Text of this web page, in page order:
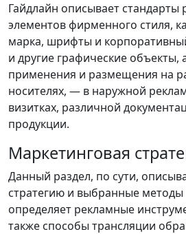
Гайдлайн описывает стандарты
элементов фирменного стиля,
марка, шрифты и
и другие графические объекты,
применения и размещения на
носителях, — в наружной
визитках, различной
продукции.
Маркетинговая
Данный раздел, по сути,
стратегию и выбранные
определяет рекламные
также способы трансляции